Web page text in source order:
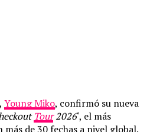
Young Miko, confirmó su nueva
Tour2026‘, el más
más de 30 fechas a nivel global.